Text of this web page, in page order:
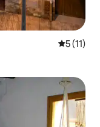
5 (11)